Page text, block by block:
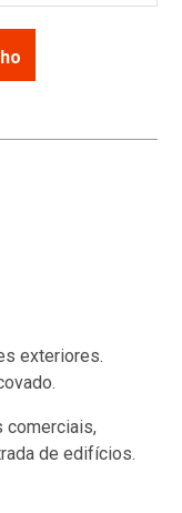
exteriores.
comerciais,
de edifícios.